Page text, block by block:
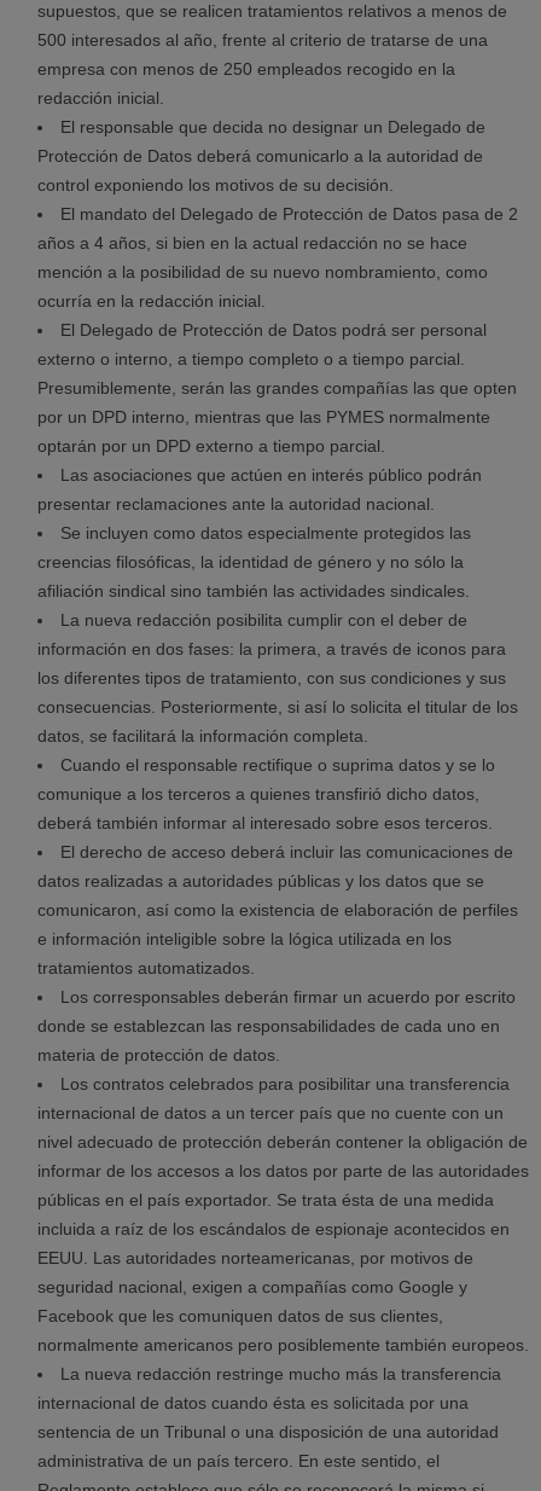
supuestos, que se realicen tratamientos relativos a menos de
500 interesados al año, frente al criterio de tratarse de una
empresa con menos de 250 empleados recogido en la
redacción inicial.
El responsable que decida no designar un Delegado de
Protección de Datos deberá comunicarlo a la autoridad de
control exponiendo los motivos de su decisión.
El mandato del Delegado de Protección de Datos pasa de 2
años a 4 años, si bien en la actual redacción no se hace
mención a la posibilidad de su nuevo nombramiento, como
ocurría en la redacción inicial.
El Delegado de Protección de Datos podrá ser personal
externo o interno, a tiempo completo o a tiempo parcial.
Presumiblemente, serán las grandes compañías las que opten
por un DPD interno, mientras que las PYMES normalmente
optarán por un DPD externo a tiempo parcial.
Las asociaciones que actúen en interés público podrán
presentar reclamaciones ante la autoridad nacional.
Se incluyen como datos especialmente protegidos las
creencias filosóficas, la identidad de género y no sólo la
afiliación sindical sino también las actividades sindicales.
La nueva redacción posibilita cumplir con el deber de
información en dos fases: la primera, a través de iconos para
los diferentes tipos de tratamiento, con sus condiciones y sus
consecuencias. Posteriormente, si así lo solicita el titular de los
datos, se facilitará la información completa.
Cuando el responsable rectifique o suprima datos y se lo
comunique a los terceros a quienes transfirió dicho datos,
deberá también informar al interesado sobre esos terceros.
El derecho de acceso deberá incluir las comunicaciones de
datos realizadas a autoridades públicas y los datos que se
comunicaron, así como la existencia de elaboración de perfiles
e información inteligible sobre la lógica utilizada en los
tratamientos automatizados.
Los corresponsables deberán firmar un acuerdo por escrito
donde se establezcan las responsabilidades de cada uno en
materia de protección de datos.
Los contratos celebrados para posibilitar una transferencia
internacional de datos a un tercer país que no cuente con un
nivel adecuado de protección deberán contener la obligación de
informar de los accesos a los datos por parte de las autoridades
públicas en el país exportador. Se trata ésta de una medida
incluida a raíz de los escándalos de espionaje acontecidos en
EEUU. Las autoridades norteamericanas, por motivos de
seguridad nacional, exigen a compañías como Google y
Facebook que les comuniquen datos de sus clientes,
normalmente americanos pero posiblemente también europeos.
La nueva redacción restringe mucho más la transferencia
internacional de datos cuando ésta es solicitada por una
sentencia de un Tribunal o una disposición de una autoridad
administrativa de un país tercero. En este sentido, el